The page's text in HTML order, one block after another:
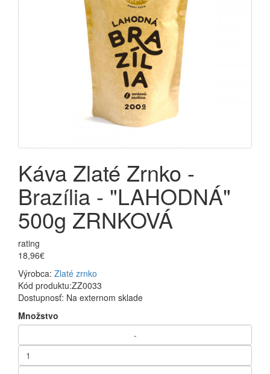
Káva Zlaté Zrnko -
Brazília - "LAHODNÁ"
500g ZRNKOVÁ
rating
18,96€
Výrobca: Zlaté zrnko
Kód produktu:ZZ0033
Dostupnosť: Na externom sklade
Množstvo